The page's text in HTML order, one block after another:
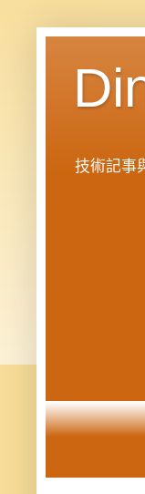
技術記事